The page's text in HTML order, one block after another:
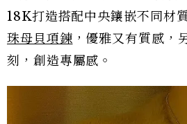
18K打造搭配中央鑲嵌不同材
珠母貝項鍊 ，優雅又有質感，
刻，創造專屬感。